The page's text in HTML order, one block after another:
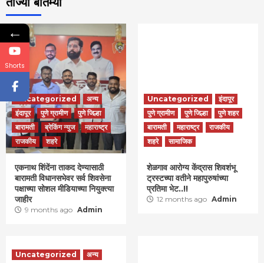
Uncategorized
अन्य
इंदापूर
पुणे ग्रामीण
पुणे जिल्हा
बारामती
ब्रेकिंग न्युज
महाराष्ट्र
राजकीय
शहरे
एकनाथ शिंदेंना ताकद देण्यासाठी
बारामती विधानसभेवर सर्व शिवसेना
पक्षाच्या सोशल मीडियाच्या नियुक्त्या
जाहीर
9 months ago Admin
Uncategorized
इंदापूर
पुणे ग्रामीण
पुणे जिल्हा
पुणे शहर
बारामती
महाराष्ट्र
राजकीय
शहरे
सामाजिक
शेळगाव आरोग्य केंद्रास शिवशंभू
ट्रस्टच्या वतीने महापुरुषांच्या
प्रतिमा भेट..!!
12 months ago Admin
Uncategorized
अन्य
←
Shorts